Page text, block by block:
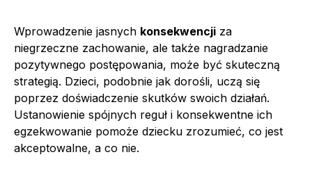
Wprowadzenie jasnych konsekwencji za
niegrzeczne zachowanie, ale także nagradzanie
pozytywnego postępowania, może być skuteczną
strategią. Dzieci, podobnie jak dorośli, uczą się
poprzez doświadczenie skutków swoich działań.
Ustanowienie spójnych reguł i konsekwentne ich
egzekwowanie pomoże dziecku zrozumieć, co jest
akceptowalne, a co nie.